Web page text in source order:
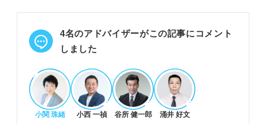
見ている。
本の内容や学びをわかりやすく説明するプレゼン力
POINT：質問を通じて応募者の「素の人間性」をチ
ェックしている。
4名のアドバイザーがこの記事にコメント
しました
小関 珠緒 小西 一禎 谷所 健一郎 涌井 好文